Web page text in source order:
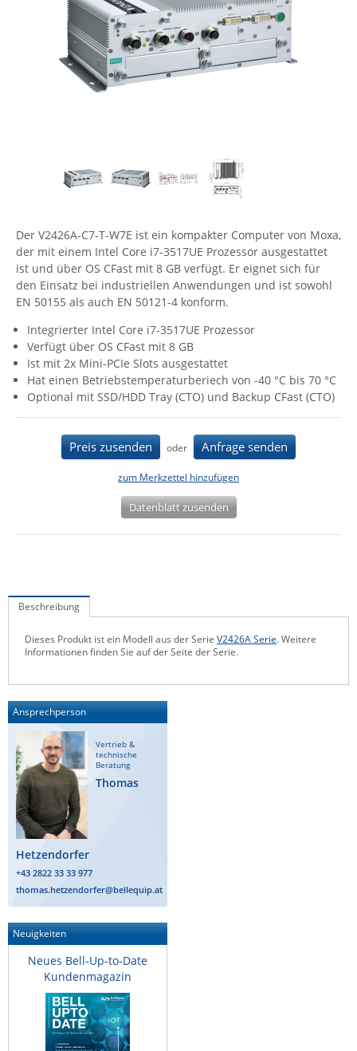
Energiemessung
Energieverteilung
IP, WLAN & GSM Sensorik
Datenlogger
IoT - Internet of Things
Remote I/O
IPC, Industrielle Netzwerktechnik & WLAN
Industrielle Netzwerktechnik / Kommunikation
Industrielle Computer
IT Netzwerktechnik / Kommunikation
Comet System
CompleTech
Contemporary Controls
Enginko - mcf88
Gude
Guntermann & Drunck
High Sec Labs
HW group
Icron
IEC Lock
Ihse
Kramer Electronics
Netio
Panorama Antennas
PatchSee
Power Kingdom
Poynting
Raritan
Riello UPS
Server Technology
Siretta
SIRIO Antenne
Sunbird
Tactical Software
TEKTELIC
Teltonika
Unwired Networks
Vision
WATTECO
Westermo
Der V2426A-C7-T-W7E ist ein kompakter Computer von Moxa,
der mit einem Intel Core i7-3517UE Prozessor ausgestattet
ist und über OS CFast mit 8 GB verfügt. Er eignet sich für
den Einsatz bei industriellen Anwendungen und ist sowohl
EN 50155 als auch EN 50121-4 konform.
Integrierter Intel Core i7-3517UE Prozessor
Verfügt über OS CFast mit 8 GB
Ist mit 2x Mini-PCIe Slots ausgestattet
Hat einen Betriebstemperaturberiech von -40 °C bis 70 °C
Optional mit SSD/HDD Tray (CTO) und Backup CFast (CTO)
Preis zusenden oder Anfrage senden
zum Merkzettel hinzufügen
Datenblatt zusenden
Beschreibung
Dieses Produkt ist ein Modell aus der Serie V2426A Serie. Weitere
Informationen finden Sie auf der Seite der Serie.
Ansprechperson
Vertrieb &
technische
Beratung
Thomas
Hetzendorfer
+43 2822 33 33 977
thomas.hetzendorfer@bellequip.at
Neuigkeiten
Neues Bell-Up-to-Date
Kundenmagazin